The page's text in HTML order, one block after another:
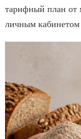
тарифный план от
личным